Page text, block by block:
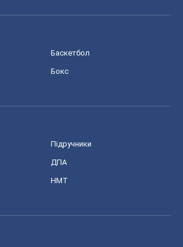
Баскетбол
Бокс
Підручники
ДПА
НМТ